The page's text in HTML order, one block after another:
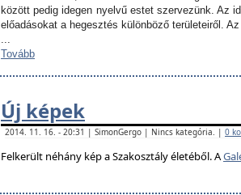
között pedig idegen nyelvű estet szervezünk. Az
előadásokat a hegesztés különböző területeiről.
...
Tovább
Új képek
2014. 11. 16. - 20:31 | SimonGergo | Nincs kategória. | 0
Felkerült néhány kép a Szakosztály életéből. A